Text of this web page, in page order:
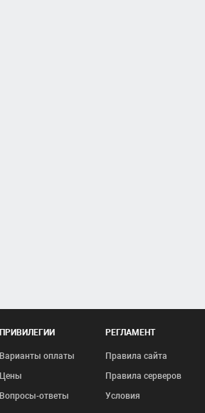
ПРИВИЛЕГИИ
Варианты оплаты
Цены
Вопросы-ответы
РЕГЛАМЕНТ
Правила сайта
Правила серверов
Условия